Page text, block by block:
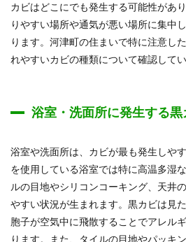
カビはどこにでも発生する可能性があ
りやすい場所や通気が悪い場所に集中
ります。河津町の住まいで特に注意し
れやすいカビの種類について確認してい
浴室・洗面所に発生する
浴室や洗面所は、カビが最も発生しや
を使用している浴室では特に高温多湿
ルの目地やシリコンコーキング、天井
やすい状況が生まれます。黒カビは見
胞子が空気中に飛散することでアレル
ります。また、タイルの目地やパッキ